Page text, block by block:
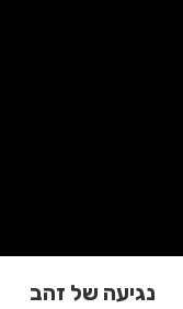
נגיעה של זהב